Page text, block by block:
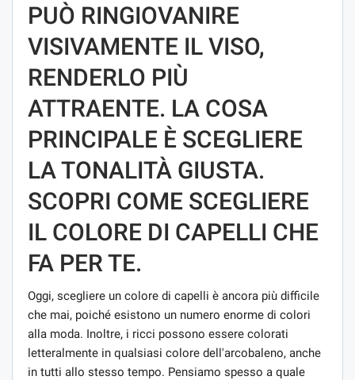
PUÒ RINGIOVANIRE
VISIVAMENTE IL VISO,
RENDERLO PIÙ
ATTRAENTE. LA COSA
PRINCIPALE È SCEGLIERE
LA TONALITÀ GIUSTA.
SCOPRI COME SCEGLIERE
IL COLORE DI CAPELLI CHE
FA PER TE.
Oggi, scegliere un colore di capelli è ancora più difficile
che mai, poiché esistono un numero enorme di colori
alla moda. Inoltre, i ricci possono essere colorati
letteralmente in qualsiasi colore dell'arcobaleno, anche
in tutti allo stesso tempo. Pensiamo spesso a quale